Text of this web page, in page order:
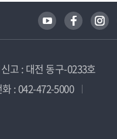
고 : 대전 동구-0233호
: 042-472-5000